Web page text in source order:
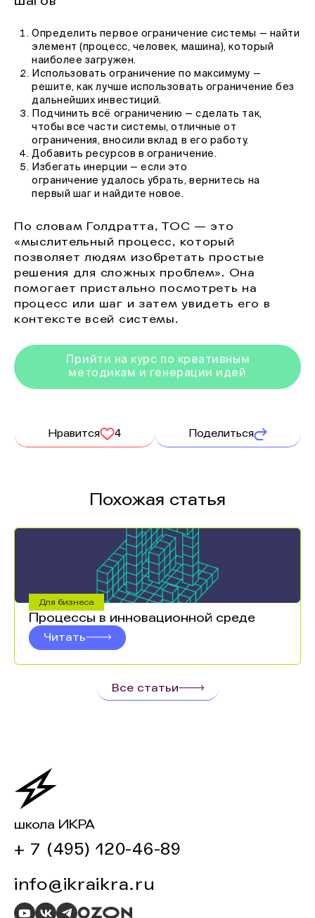
Определить первое ограничение системы — найти
элемент (процесс, человек, машина), который
наиболее загружен.
Использовать ограничение по максимуму —
решите, как лучше использовать ограничение без
дальнейших инвестиций.
Подчинить всё ограничению — сделать так,
чтобы все части системы, отличные от
ограничения, вносили вклад в его работу.
Добавить ресурсов в ограничение.
Избегать инерции — если это
ограничение удалось убрать, вернитесь на
первый шаг и найдите новое.
По словам Голдратта, ТОС — это
«мыслительный процесс, который
позволяет людям изобретать простые
решения для сложных проблем». Она
помогает пристально посмотреть на
процесс или шаг и затем увидеть его в
контексте всей системы.
Прийти на курс по креативным
методикам и генерации идей
Нравится 4 Поделиться
Похожая статья
Для бизнеса
Процессы в инновационной среде
Читать
Все статьи
школа ИКРА
+ 7 (495) 120-46-89
info@ikraikra.ru